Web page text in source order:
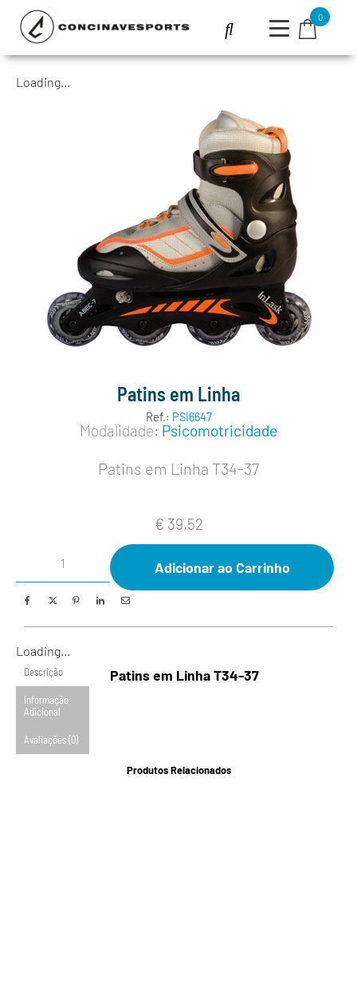
0
Loading...
Patins em Linha
Ref.: PSI6647
Modalidade: Psicomotricidade
Patins em Linha T34-37
€ 39,52
Adicionar ao Carrinho
Loading...
Descrição
Informação
Adicional
Avaliações (0)
Patins em Linha T34-37
Produtos Relacionados